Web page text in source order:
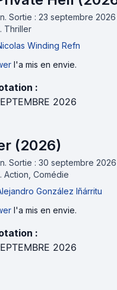
. Sortie : 23 septembre 2026
Thriller
Winding Refn
l'a mis en envie.
:
2026
(2026)
. Sortie : 30 septembre 2026
Action, Comédie
González Iñárritu
l'a mis en envie.
:
2026